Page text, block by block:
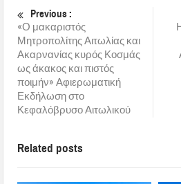
Previous :
«Ο μακαριστός
Μητροπολίτης Αιτωλίας και
Ακαρνανίας κυρός Κοσμάς
ως άκακος και πιστός
ποιμήν» Αφιερωματική
Εκδήλωση στο
Κεφαλόβρυσο Αιτωλικού
Related posts